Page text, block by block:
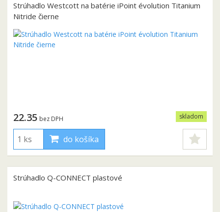
Strúhadlo Westcott na batérie iPoint évolution Titanium
Nitride čierne
skladom
22.35 bez DPH
do košíka
Strúhadlo Q-CONNECT plastové